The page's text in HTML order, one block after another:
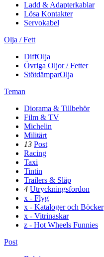
Ladd & Adapterkablar
Lösa Kontakter
Servokabel
Olja / Fett
DiffOlja
Övriga Oljor / Fetter
StötdämparOlja
Teman
Diorama & Tillbehör
Film & TV
Michelin
Militärt
13 Post
Racing
Taxi
Tintin
Trailers & Släp
4 Utryckningsfordon
x - Flyg
x - Kataloger och Böcker
x - Vitrinaskar
z - Hot Wheels Funnies
Post